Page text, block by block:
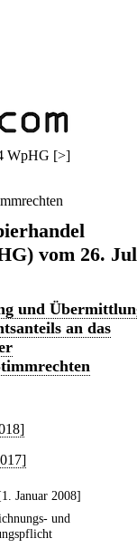
WpHG [>]
vom 26.
und
an das
Januar 2008]
und